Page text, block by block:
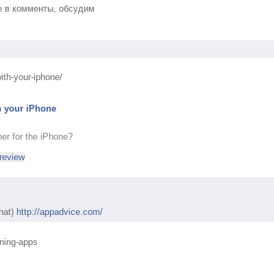
в комменты, обсудим
your-iphone/
your iPhone
for the iPhone?
http://appadvice.com/
apps